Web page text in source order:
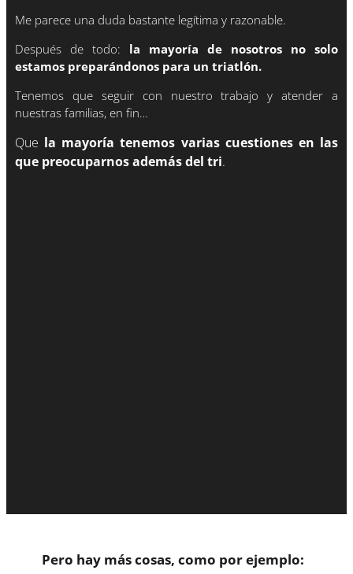
Me parece una duda bastante legítima y razonable.
Después de todo: la mayoría de nosotros no solo
estamos preparándonos para un triatlón.
Tenemos que seguir con nuestro trabajo y atender a
nuestras familias, en fin…
Que la mayoría tenemos varias cuestiones en las
que preocuparnos además del tri.
Pero hay más cosas, como por ejemplo: